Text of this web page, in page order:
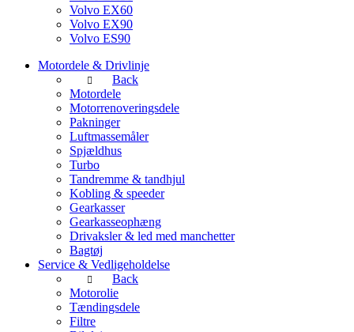
Volvo EX60
Volvo EX90
Volvo ES90
Motordele & Drivlinje
Back
Motordele
Motorrenoveringsdele
Pakninger
Luftmassemåler
Spjældhus
Turbo
Tandremme & tandhjul
Kobling & speeder
Gearkasser
Gearkasseophæng
Drivaksler & led med manchetter
Bagtøj
Service & Vedligeholdelse
Back
Motorolie
Tændingsdele
Filtre